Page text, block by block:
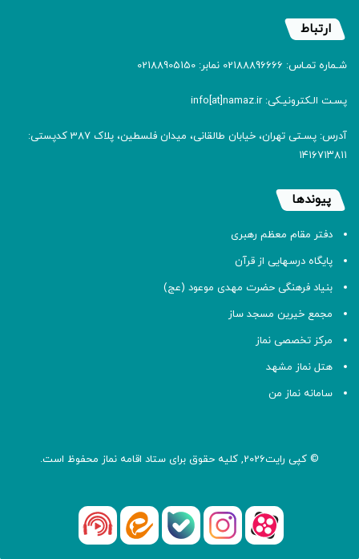
ارتباط
شـماره تمـاس: 02188896666 نمابر: 02188905150
پسـت الـکترونیـکی: info[at]namaz.ir
آدرس: پسـتی تهران، خیابان طالقانی، میدان فلسطین، پلاک 387 کدپستی:
۱۴۱۶۷۱۳۸۱۱
پیوندها
دفتر مقام معظم رهبری
پایگاه درسهایی از قرآن
بنیاد فرهنگی حضرت مهدی موعود (عج)
مجمع خیرین مسجد ساز
مرکز تخصصی نماز
هتل نماز مشهد
سامانه نماز من
© کپی رایت2026, کلیه حقوق برای ستاد اقامه نماز محفوظ است.
آپارات اینستاگرام
بله ایتا